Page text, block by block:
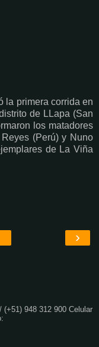
la primera corrida en
de LLapa (San
los matadores
(Perú) y Nuno
de La Viña
›
(+51) 948 312 900 Celular